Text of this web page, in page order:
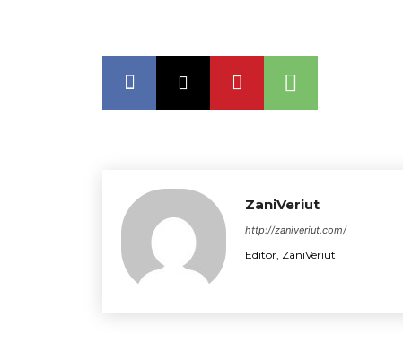
ZaniVeriut
http://zaniveriut.com/
Editor, ZaniVeriut